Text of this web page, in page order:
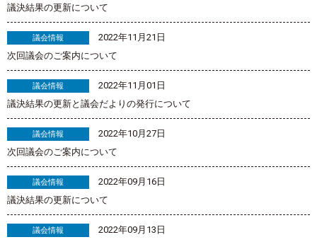
議決結果の更新について
議会情報
2022年11月21日
次回議会のご案内について
議会情報
2022年11月01日
議決結果の更新と議会だよりの発行について
議会情報
2022年10月27日
次回議会のご案内について
議会情報
2022年09月16日
議決結果の更新について
議会情報
2022年09月13日